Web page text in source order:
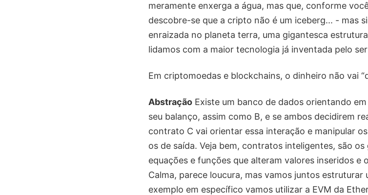
meramente enxerga a água, mas que, conforme
descobre-se que a cripto não é um iceberg... - mas
enraizada no planeta terra, uma gigantesca
lidamos com a maior tecnologia já inventada pelo
Em criptomoedas e blockchains, o dinheiro não vai
Abstração Existe um banco de dados orientando
seu balanço, assim como B, e se ambos decidirem
contrato C vai orientar essa interação e manipular
os de saída. Veja bem, contratos inteligentes, são
equações e funções que alteram valores inseridos e
Calma, parece loucura, mas vamos juntos estruturar
exemplo em específico vamos utilizar a EVM da